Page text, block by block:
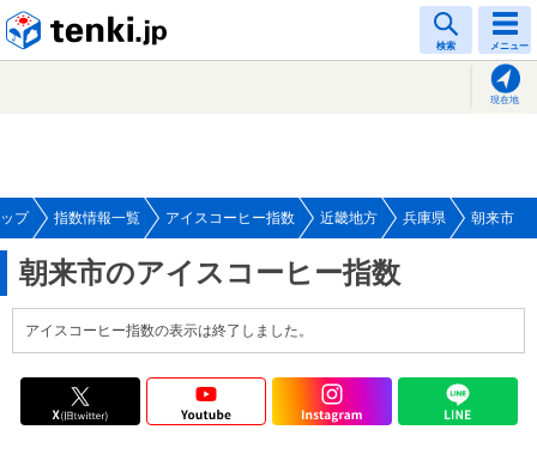
検索 メニュー
現在地
プ 指数情報一覧 アイスコーヒー指数 近畿地方 兵庫県 朝来市
朝来市のアイスコーヒー指数
アイスコーヒー指数の表示は終了しました。